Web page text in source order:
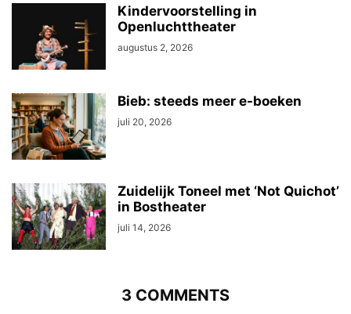
Kindervoorstelling in
Openluchttheater
augustus 2, 2026
Bieb: steeds meer e-boeken
juli 20, 2026
Zuidelijk Toneel met ‘Not Quichot’
in Bostheater
juli 14, 2026
3 COMMENTS